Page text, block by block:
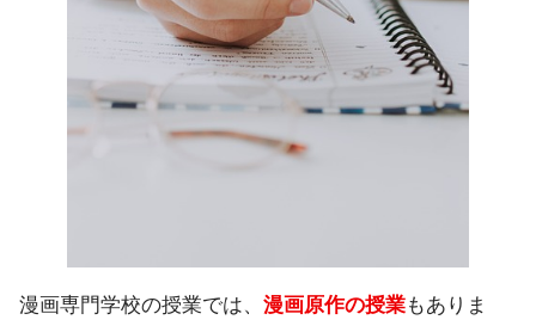
漫画専門学校の授業では、 漫画原作の授業もありま